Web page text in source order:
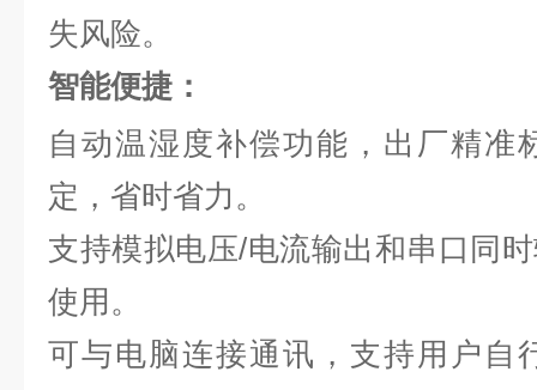
失风险。
智能便捷：
自动温湿度补偿功能，出厂精准
定，省时省力。
支持模拟电压/电流输出和串口同
使用。
可与电脑连接通讯，支持用户自